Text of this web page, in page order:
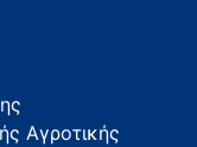
Αγροτικής